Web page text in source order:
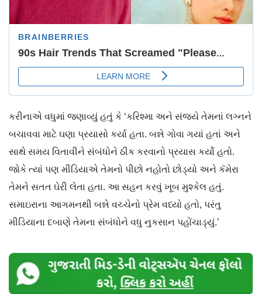
કરીનાએ વધુમાં જણાવ્યું હતું કે ‘કરિશ્મા અને સંજયે તેમનાં લગ્નને
બચાવવા માટે ઘણા પ્રયાસો કર્યા હતા. બન્ને ગોવા ગયાં હતાં અને
સાથે સમય વિતાવીને સંબંધોને ઠીક કરવાનો પ્રયાસ કર્યો હતો.
જોકે ત્યાં પણ મીડિયાએ તેમનો પીછો નહોતો છોડ્યો અને કૅમેરા
તેમને સતત ઘેરી લેતા હતા. આ સહન કરવું ખૂબ મુશ્કેલ હતું.
સમાઇરાના આગમનથી બન્ને વચ્ચેનો પ્રેમ વધ્યો હતો, પરંતુ
મીડિયાના દબાણે તેમના સંબંધોને વધુ નુકસાન પહોંચાડ્યું.’